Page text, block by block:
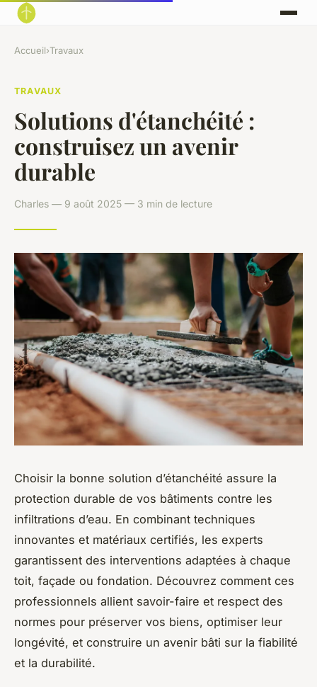
Accueil›Travaux
TRAVAUX
Solutions d'étanchéité :
construisez un avenir
durable
Charles — 9 août 2025 — 3 min de lecture
Choisir la bonne solution d’étanchéité assure la
protection durable de vos bâtiments contre les
infiltrations d’eau. En combinant techniques
innovantes et matériaux certifiés, les experts
garantissent des interventions adaptées à chaque
toit, façade ou fondation. Découvrez comment ces
professionnels allient savoir-faire et respect des
normes pour préserver vos biens, optimiser leur
longévité, et construire un avenir bâti sur la fiabilité
et la durabilité.